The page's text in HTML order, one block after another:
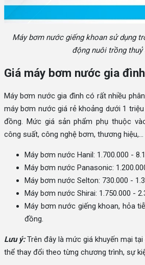
Máy bơm nước giếng khoan sử dụng
động nuôi trồng thuỷ
Giá máy bơm nước gia
Máy bơm nước gia đình có rất nhiều
máy bơm nước giá rẻ khoảng dưới 1
đồng. Mức giá sản phẩm phụ thuộc
công suất, công nghệ bơm, thương hiệu,...
Máy bơm nước Hanil: 1.700.000 -
Máy bơm nước Panasonic:
Máy bơm nước Selton: 730.000 -
Máy bơm nước Shirai: 1.750.000 -
Máy bơm nước giếng khoan, hỏa
đồng.
Lưu ý:Trên đây là mức giá khuyến mại
thể thay đổi theo từng chương trình, sự